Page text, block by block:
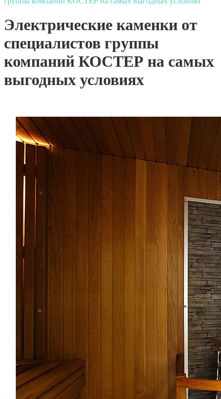
Электрические каменки от
специалистов группы
компаний КОСТЕР на самых
выгодных условиях